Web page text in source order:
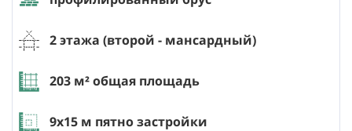
2 этажа (второй - мансардный)
203 м² общая площадь
9х15 м пятно застройки